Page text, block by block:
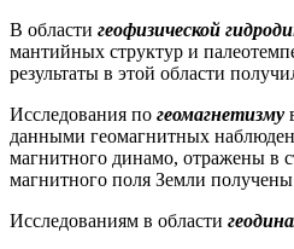
В области геофизической
мантийных структур и
результаты в этой области
Исследования по геомагнетизму
данными геомагнитных
магнитного динамо, отражены в
магнитного поля Земли
Исследованиям в области